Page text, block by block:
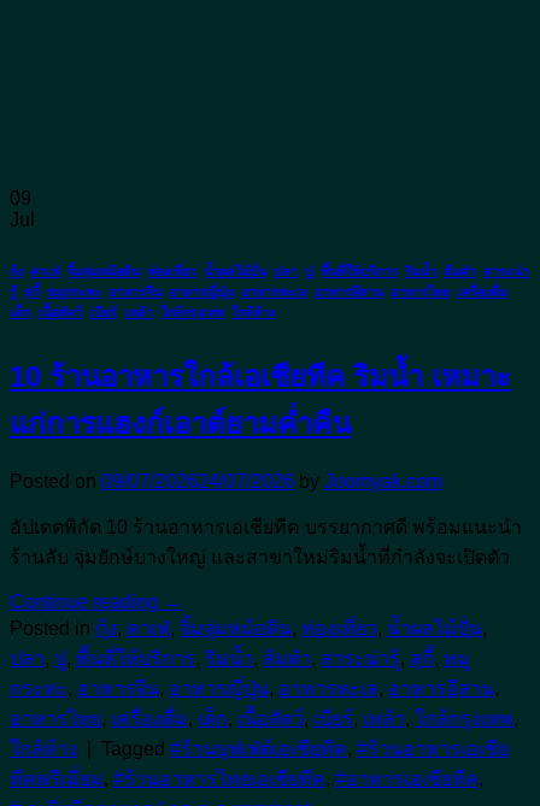
09
Jul
กุ้ง คาเฟ่ จิ้มจุ่มหม้อดิน, ท่องเที่ยว น้ำผลไม้ปั่น, ปลา ปู พื้นที่ให้บริการ ริมน้ำ ส้มตำ สาระน่า
รู้ สุกี้ หมูกระทะ อาหารจีน, อาหารญี่ปุ่น, อาหารทะเล อาหารอีสาน, อาหารไทย เครื่องดื่ม
เด็ก เนื้อสัตว์ เบียร์ เหล้า ใกล้กรุงเทพ ใกล้ห้าง
10 ร้านอาหารใกล้เอเชียทีค ริมน้ำ เหมาะ
แก่การแฮงก์เอาต์ยามค่ำคืน
Posted on 09/07/202624/07/2026 by Joomyak.com
อัปเดตพิกัด 10 ร้านอาหารเอเชียทีค บรรยากาศดี พร้อมแนะนำ
ร้านลับ จุ่มยักษ์บางใหญ่ และสาขาใหม่ริมน้ำที่กำลังจะเปิดตัว
Continue reading →
Posted in กุ้ง, คาเฟ่ , จิ้มจุ่มหม้อดิน, ท่องเที่ยว, น้ำผลไม้ปั่น,
ปลา, ปู , พื้นที่ให้บริการ, ริมน้ำ, ส้มตำ, สาระน่ารู้, สุกี้, หมู
กระทะ , อาหารจีน, อาหารญี่ปุ่น, อาหารทะเล, อาหารอีสาน,
อาหารไทย, เครื่องดื่ม , เด็ก, เนื้อสัตว์, เบียร์, เหล้า, ใกล้กรุงเทพ,
ใกล้ห้าง
Tagged #ร้านบุฟเฟ่ต์เอเชียทีค, #ร้านอาหารเอเชีย
ทีคพรีเมี่ยม , #ร้านอาหารไทยเอเชียทีค, #อาหารเอเชียทีค,